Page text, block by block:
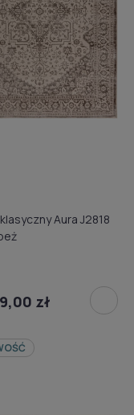
Aura J2818
zł